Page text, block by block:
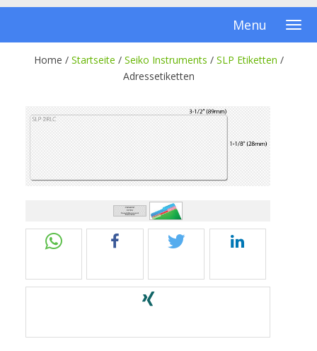
Menu
Home / Startseite / Seiko Instruments / SLP Etiketten /
Adressetiketten